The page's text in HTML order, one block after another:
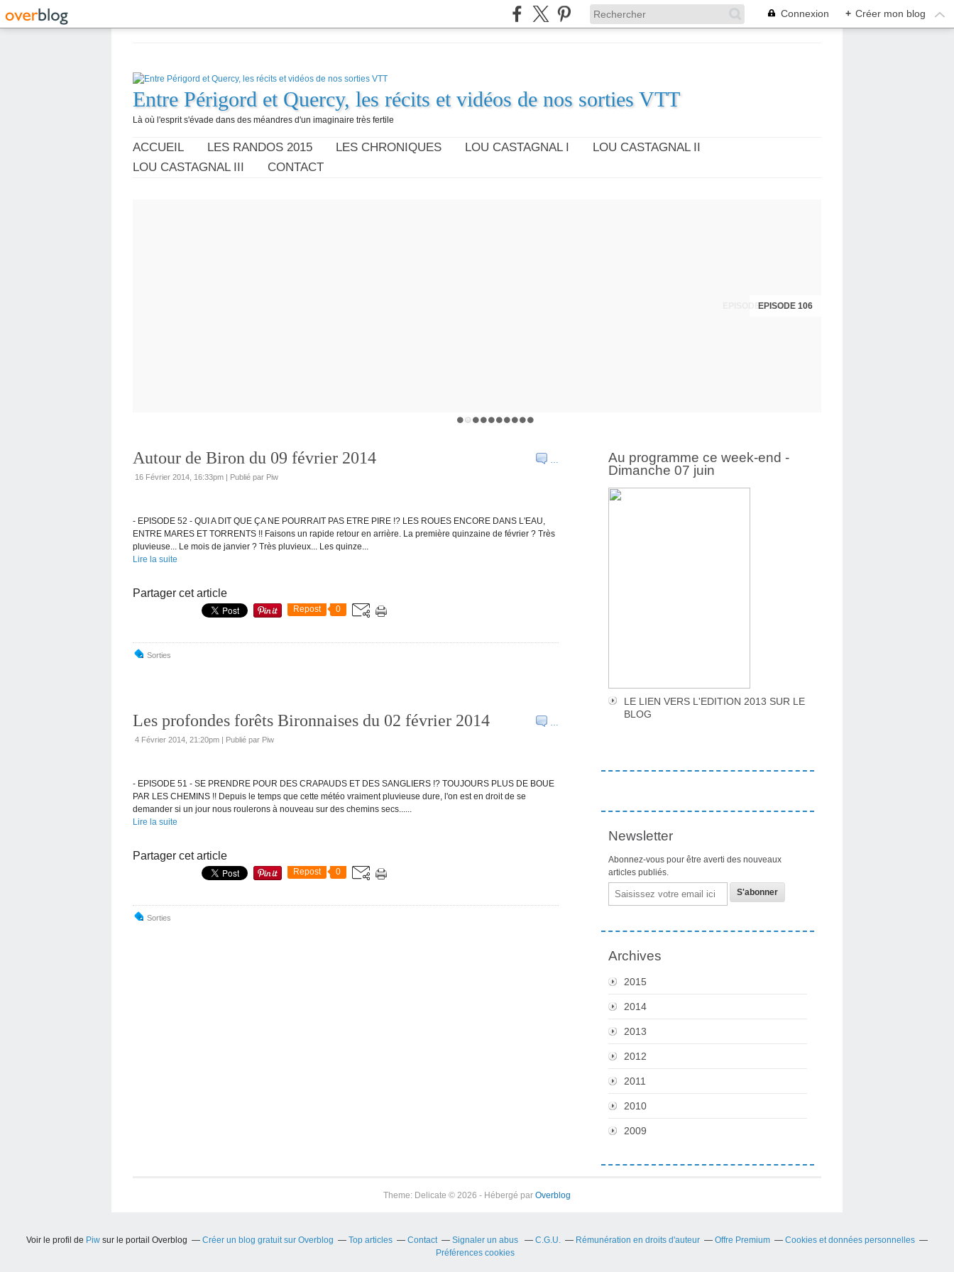
Connexion + Créer mon blog
Entre Périgord et Quercy, les récits et vidéos de nos sorties VTT
Là où l'esprit s'évade dans des méandres d'un imaginaire très fertile
ACCUEIL LES RANDOS 2015 LES CHRONIQUES LOU CASTAGNAL I
LOU CASTAGNAL II
LOU CASTAGNAL III
CONTACT
EPISODE 106
EPISODES 104 ET 105
…
Autour de Biron du 09 février 2014
16 Février 2014, 16:33pm | Publié par Piw
- EPISODE 52 - QUI A DIT QUE ÇA NE POURRAIT PAS ETRE PIRE !? LES ROUES ENCORE DANS L'EAU,
ENTRE MARES ET TORRENTS !! Faisons un rapide retour en arrière. La première quinzaine de février ? Très
pluvieuse... Le mois de janvier ? Très pluvieux... Les quinze...
Lire la suite
Partager cet article
Repost 0
Sorties
…
Les profondes forêts Bironnaises du 02 février 2014
4 Février 2014, 21:20pm | Publié par Piw
- EPISODE 51 - SE PRENDRE POUR DES CRAPAUDS ET DES SANGLIERS !? TOUJOURS PLUS DE BOUE
PAR LES CHEMINS !! Depuis le temps que cette météo vraiment pluvieuse dure, l'on est en droit de se
demander si un jour nous roulerons à nouveau sur des chemins secs......
Lire la suite
Partager cet article
Repost 0
Sorties
Au programme ce week-end -
Dimanche 07 juin
LE LIEN VERS L'EDITION 2013 SUR LE
BLOG
Newsletter
Abonnez-vous pour être averti des nouveaux
articles publiés.
Email
Archives
2015
2014
2013
2012
2011
2010
2009
Theme: Delicate © 2026 - Hébergé par Overblog
Voir le profil de Piw sur le portail Overblog Créer un blog gratuit sur Overblog Top articles Contact Signaler un abus C.G.U. Rémunération en droits d'auteur Offre Premium
Cookies et données personnelles
Préférences cookies